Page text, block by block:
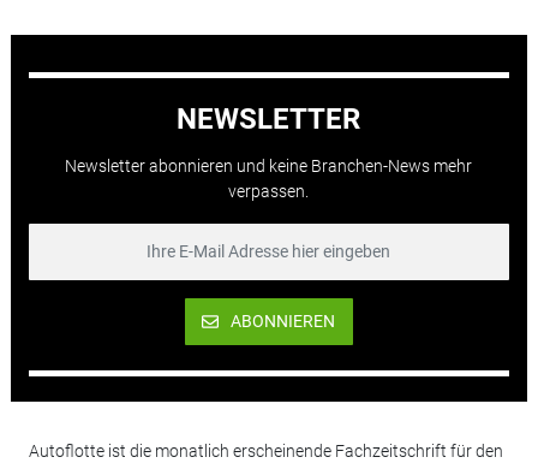
NEWSLETTER
Newsletter abonnieren und keine Branchen-News mehr
verpassen.
ABONNIEREN
Autoflotte ist die monatlich erscheinende Fachzeitschrift für den